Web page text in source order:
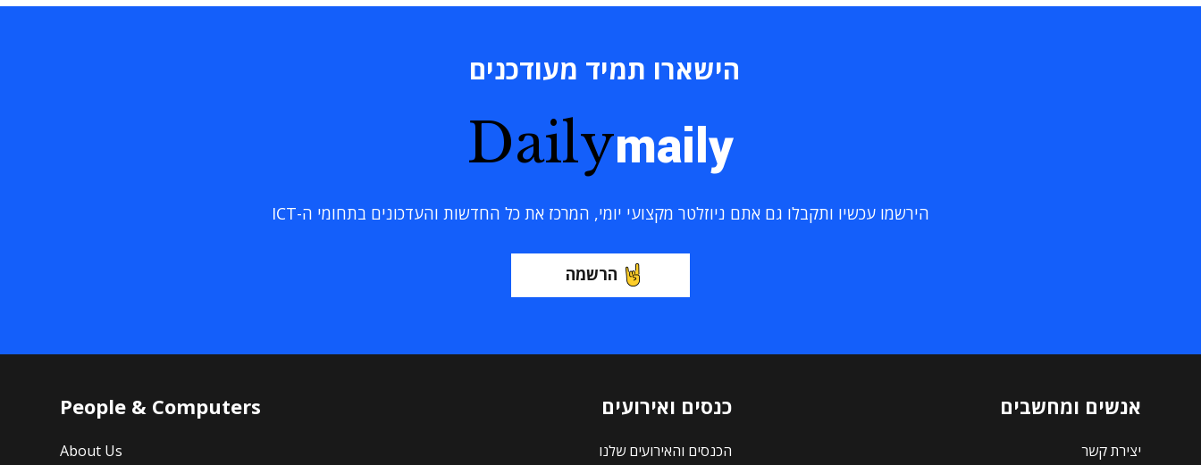
הישארו תמיד מעודכנים
Dailymaily
הירשמו עכשיו ותקבלו גם אתם ניוזלטר מקצועי יומי, המרכז את כל החדשות והעדכונים בתחומי ה-ICT
הרשמה
אנשים ומחשבים
יצירת קשר
כנסים ואירועים
הכנסים והאירועים שלנו
People & Computers
About Us